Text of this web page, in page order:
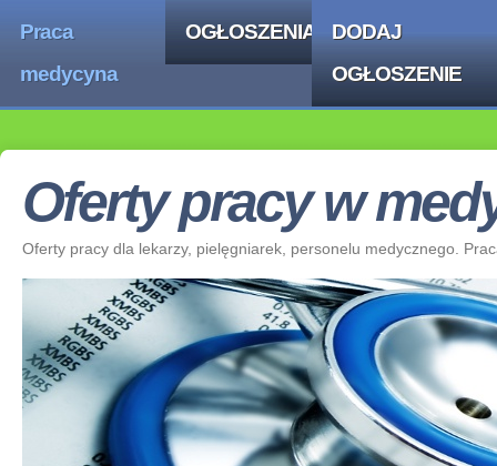
Praca
medycyna
OGŁOSZENIA
DODAJ
OGŁOSZENIE
Oferty pracy w
Oferty pracy dla lekarzy, pielęgniarek, personelu medycznego.